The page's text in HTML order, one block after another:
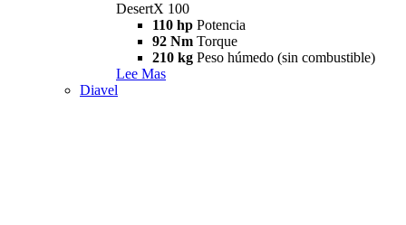
DesertX 100
110 hp Potencia
92 Nm Torque
210 kg Peso húmedo (sin combustible)
Lee Mas
Diavel